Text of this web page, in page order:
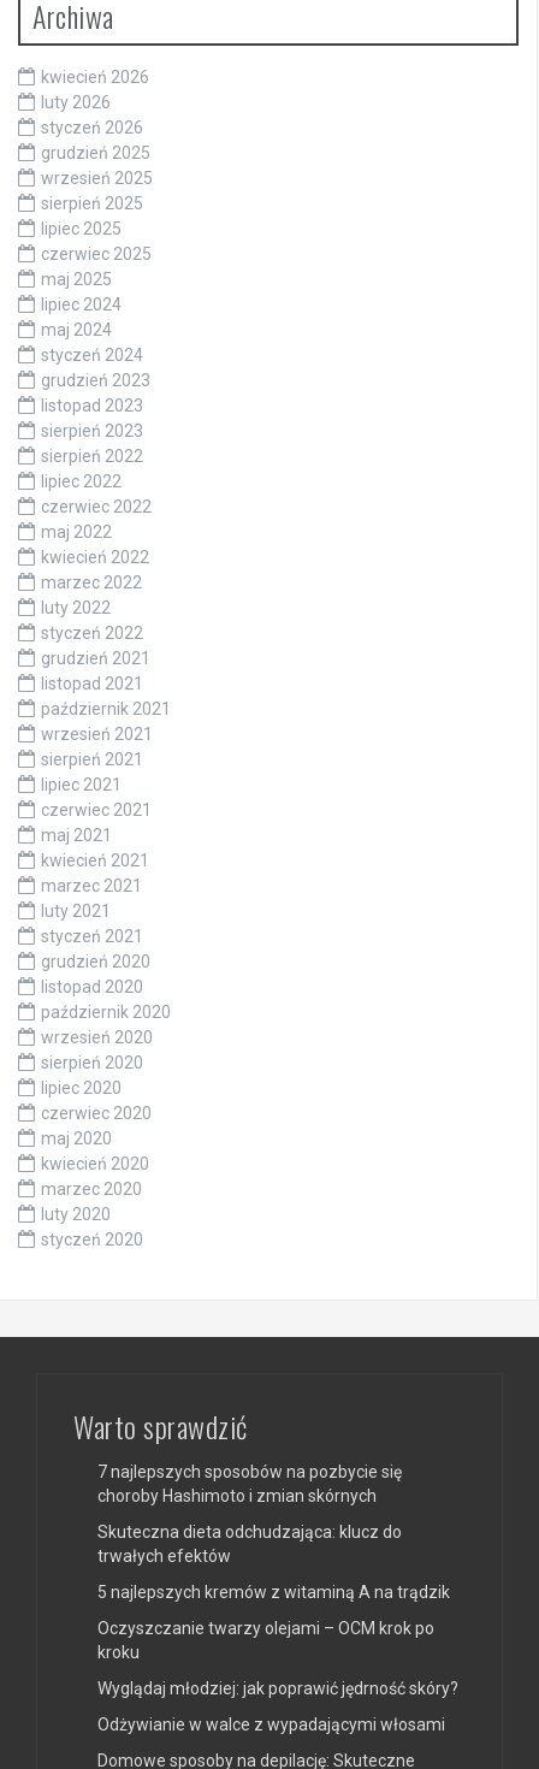
Archiwa
kwiecień 2026
luty 2026
styczeń 2026
grudzień 2025
wrzesień 2025
sierpień 2025
lipiec 2025
czerwiec 2025
maj 2025
lipiec 2024
maj 2024
styczeń 2024
grudzień 2023
listopad 2023
sierpień 2023
sierpień 2022
lipiec 2022
czerwiec 2022
maj 2022
kwiecień 2022
marzec 2022
luty 2022
styczeń 2022
grudzień 2021
listopad 2021
październik 2021
wrzesień 2021
sierpień 2021
lipiec 2021
czerwiec 2021
maj 2021
kwiecień 2021
marzec 2021
luty 2021
styczeń 2021
grudzień 2020
listopad 2020
październik 2020
wrzesień 2020
sierpień 2020
lipiec 2020
czerwiec 2020
maj 2020
kwiecień 2020
marzec 2020
luty 2020
styczeń 2020
Warto sprawdzić
7 najlepszych sposobów na pozbycie się
choroby Hashimoto i zmian skórnych
Skuteczna dieta odchudzająca: klucz do
trwałych efektów
5 najlepszych kremów z witaminą A na trądzik
Oczyszczanie twarzy olejami – OCM krok po
kroku
Wyglądaj młodziej: jak poprawić jędrność skóry?
Odżywianie w walce z wypadającymi włosami
Domowe sposoby na depilację: Skuteczne